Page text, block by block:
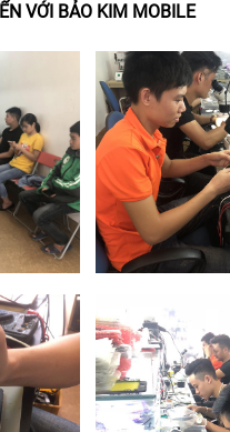
VỚI BẢO KIM MOBILE